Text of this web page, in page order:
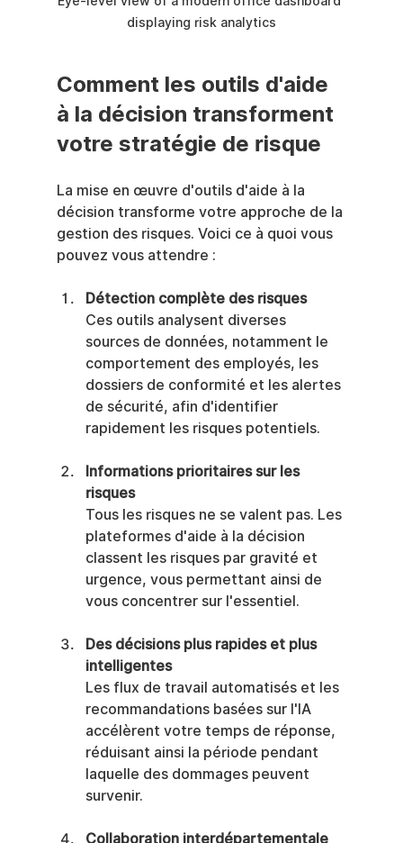
displaying risk analytics
Comment les outils d'aide
à la décision transforment
votre stratégie de risque
La mise en œuvre d'outils d'aide à la
décision transforme votre approche de la
gestion des risques. Voici ce à quoi vous
pouvez vous attendre :
Détection complète des risques
Ces outils analysent diverses
sources de données, notamment le
comportement des employés, les
dossiers de conformité et les alertes
de sécurité, afin d'identifier
rapidement les risques potentiels.
Informations prioritaires sur les
risques
Tous les risques ne se valent pas. Les
plateformes d'aide à la décision
classent les risques par gravité et
urgence, vous permettant ainsi de
vous concentrer sur l'essentiel.
Des décisions plus rapides et plus
intelligentes
Les flux de travail automatisés et les
recommandations basées sur l'IA
accélèrent votre temps de réponse,
réduisant ainsi la période pendant
laquelle des dommages peuvent
survenir.
Collaboration interdépartementale